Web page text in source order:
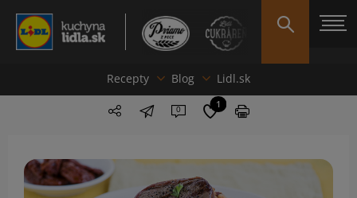
Recepty Blog Lidl.sk
0 1